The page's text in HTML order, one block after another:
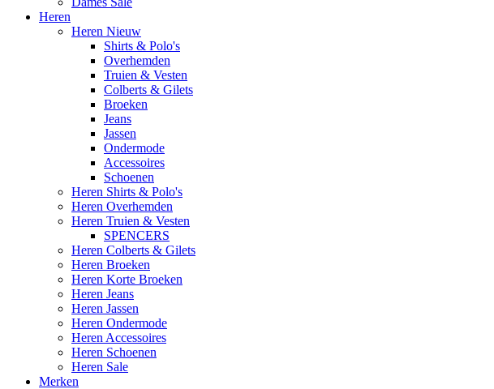
Heren
Heren Nieuw
Shirts & Polo's
Overhemden
Truien & Vesten
Colberts & Gilets
Broeken
Jeans
Jassen
Ondermode
Accessoires
Schoenen
Heren Shirts & Polo's
Heren Overhemden
Heren Truien & Vesten
SPENCERS
Heren Colberts & Gilets
Heren Broeken
Heren Korte Broeken
Heren Jeans
Heren Jassen
Heren Ondermode
Heren Accessoires
Heren Schoenen
Heren Sale
Merken